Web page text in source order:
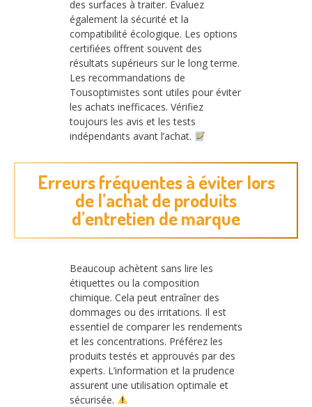
des surfaces à traiter. Évaluez
également la sécurité et la
compatibilité écologique. Les options
certifiées offrent souvent des
résultats supérieurs sur le long terme.
Les recommandations de
Tousoptimistes sont utiles pour éviter
les achats inefficaces. Vérifiez
toujours les avis et les tests
indépendants avant l’achat.
Erreurs fréquentes à éviter lors
de l’achat de produits
d’entretien de marque
Beaucoup achètent sans lire les
étiquettes ou la composition
chimique. Cela peut entraîner des
dommages ou des irritations. Il est
essentiel de comparer les rendements
et les concentrations. Préférez les
produits testés et approuvés par des
experts. L’information et la prudence
assurent une utilisation optimale et
sécurisée.